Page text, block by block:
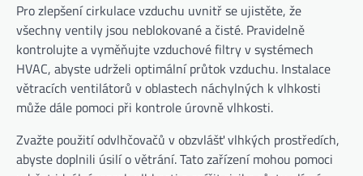
Pro zlepšení cirkulace vzduchu uvnitř se ujistěte, že
všechny ventily jsou neblokované a čisté. Pravidelně
kontrolujte a vyměňujte vzduchové filtry v systémech
HVAC, abyste udrželi optimální průtok vzduchu. Instalace
větracích ventilátorů v oblastech náchylných k vlhkosti
může dále pomoci při kontrole úrovně vlhkosti.
Zvažte použití odvlhčovačů v obzvlášť vlhkých prostředích,
abyste doplnili úsilí o větrání. Tato zařízení mohou pomoci